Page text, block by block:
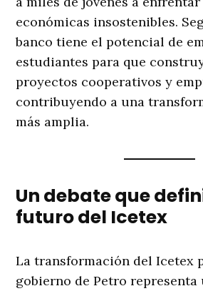
económicas insostenibles.
banco tiene el potencial de
estudiantes para que
proyectos cooperativos y
contribuyendo a una
más amplia.
Un debate que
futuro del Icetex
La transformación del Icetex
gobierno de Petro representa